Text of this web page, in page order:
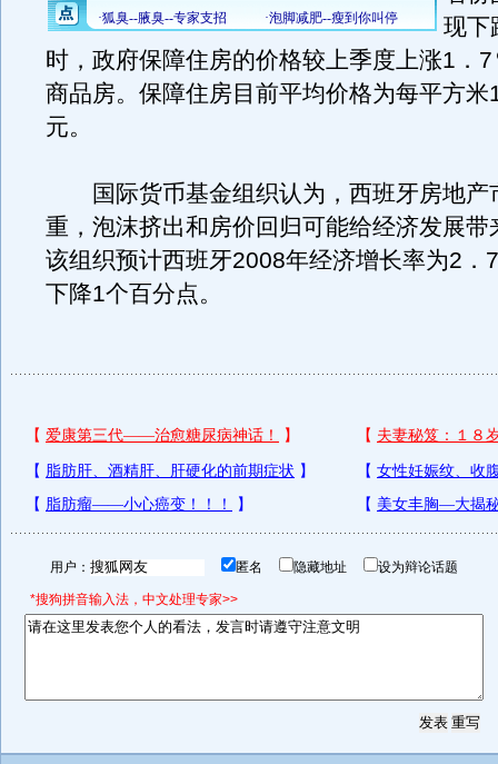
现下
时，政府保障住房的价格较上季度上涨1．
商品房。保障住房目前平均价格为每平方米
元。
国际货币基金组织认为，西班牙房地产
重，泡沫挤出和房价回归可能给经济发展带
该组织预计西班牙2008年经济增长率为2．
下降1个百分点。
用户： 匿名 隐藏地址 设为辩论话题
*搜狗拼音输入法，中文处理专家>>